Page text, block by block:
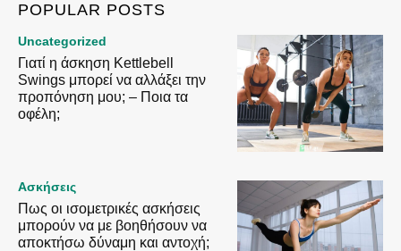
POPULAR POSTS
Uncategorized
Γιατί η άσκηση Kettlebell
Swings μπορεί να αλλάξει την
προπόνηση μου; – Ποια τα
οφέλη;
Ασκήσεις
Πως οι ισομετρικές ασκήσεις
μπορούν να με βοηθήσουν να
αποκτήσω δύναμη και αντοχή;